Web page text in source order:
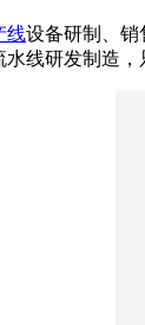
线设备研制、销
线研发制造